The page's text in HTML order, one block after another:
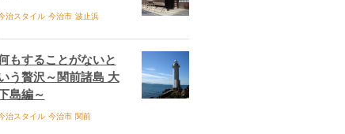
治スタイル 今治市 波止浜
もすることがないと
う贅沢～関前諸島 大
島編～
治スタイル 今治市 関前